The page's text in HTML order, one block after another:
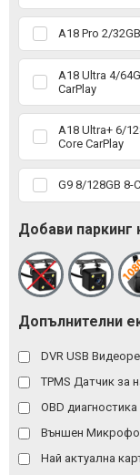
A18 Pro 2/
A18 Ultra 4/
CarPlay
A18 Ultra+ 6/
Core CarPlay
G9 8/128GB 8-
Добави паркинг
Допълнителни
DVR USB
TPMS Датчик за
OBD
Външен
Най актуална